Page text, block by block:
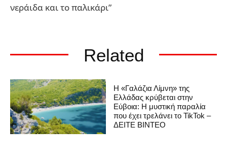
νεράιδα και το παλικάρι”
Related
Η «Γαλάζια Λίμνη» της
Ελλάδας κρύβεται στην
Εύβοια: Η μυστική παραλία
που έχει τρελάνει το TikTok –
ΔΕΙΤΕ ΒΙΝΤΕΟ